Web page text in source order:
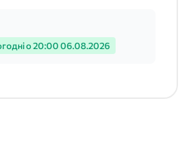
о 20:00 06.08.2026